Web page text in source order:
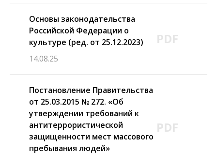
Основы законодательства
Российской Федерации о
культуре (ред. от 25.12.2023)
14.08.25
PDF
Постановление Правительства
от 25.03.2015 № 272. «Об
утверждении требований к
антитеррористической
защищенности мест массового
пребывания людей»
PDF